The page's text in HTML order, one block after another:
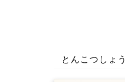
とんこつしょ